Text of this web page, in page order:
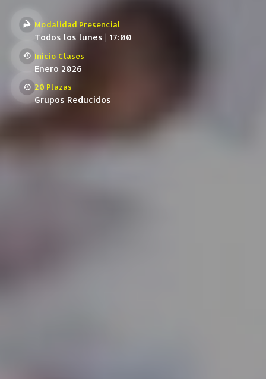
Modalidad Presencial
Todos los lunes | 17:00
Inicio Clases
Enero 2026
20 Plazas
Grupos Reducidos